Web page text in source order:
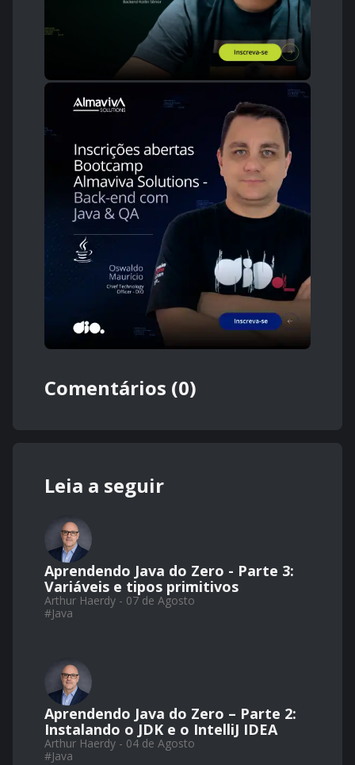
Comentários (0)
Leia a seguir
Aprendendo Java do Zero - Parte 3:
Variáveis e tipos primitivos
Arthur Haerdy - 07 de Agosto
#Java
Aprendendo Java do Zero – Parte 2:
Instalando o JDK e o IntelliJ IDEA
Arthur Haerdy - 04 de Agosto
#Java